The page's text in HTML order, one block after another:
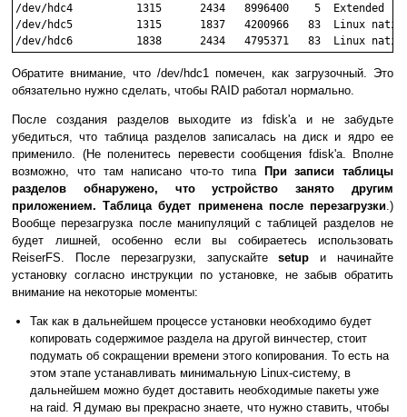
/dev/hdc4          1315      2434   8996400    5  Extended
/dev/hdc5          1315      1837   4200966   83  Linux
Обратите внимание, что /dev/hdc1 помечен, как загрузочный. Это
обязательно нужно сделать, чтобы RAID работал нормально.
После создания разделов выходите из fdisk'а и не забудьте
убедиться, что таблица разделов записалась на диск и ядро ее
применило. (Не поленитесь перевести сообщения fdisk'а. Вполне
возможно, что там написано что-то типа
При записи таблицы
разделов обнаружено, что устройство занято другим
приложением. Таблица будет применена после перезагрузки.)
Вообще перезагрузка после манипуляций с таблицей разделов не
будет лишней, особенно если вы собираетесь использовать
ReiserFS. После перезагрузки, запускайтеsetup и начинайте
установку согласно инструкции по установке, не забыв обратить
внимание на некоторые моменты:
Так как в дальнейшем процессе установки необходимо будет
копировать содержимое раздела на другой винчестер, стоит
подумать об сокращении времени этого копирования. То есть на
этом этапе устанавливать минимальную Linux-систему, в
дальнейшем можно будет доставить необходимые пакеты уже
на raid. Я думаю вы прекрасно знаете, что нужно ставить, чтобы